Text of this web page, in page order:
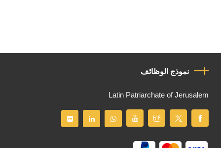
نموذج الوظائف
Latin Patriarchate of Jerusalem